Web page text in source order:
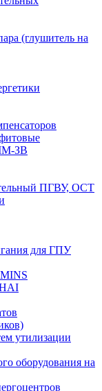
(глушитель на
ЗВ
ПГВУ, ОСТ
для ГПУ
утилизации
оборудования на